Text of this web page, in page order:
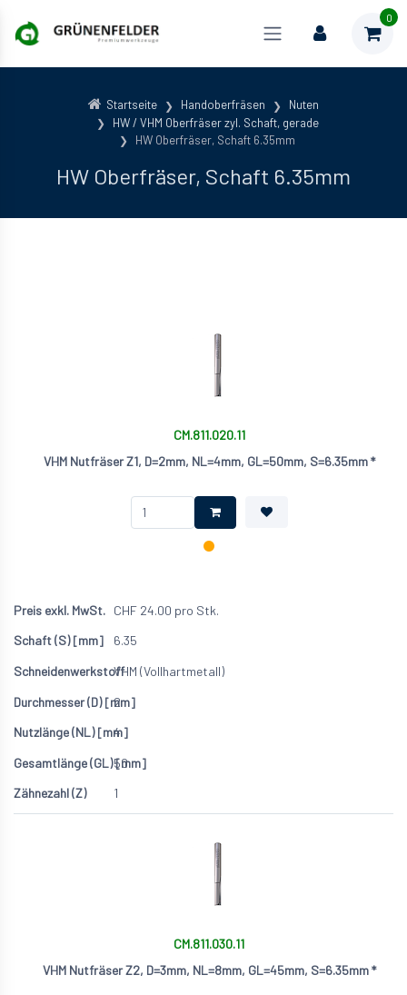
0
Startseite Handoberfräsen
Nuten
HW / VHM Oberfräser zyl. Schaft, gerade
HW Oberfräser, Schaft 6.35mm
HW Oberfräser, Schaft 6.35mm
CM.811.020.11
VHM Nutfräser Z1, D=2mm, NL=4mm, GL=50mm, S=6.35mm *
CHF 24.00 pro Stk.
6.35
VHM (Vollhartmetall)
2
4
50
1
CM.811.030.11
VHM Nutfräser Z2, D=3mm, NL=8mm, GL=45mm, S=6.35mm *